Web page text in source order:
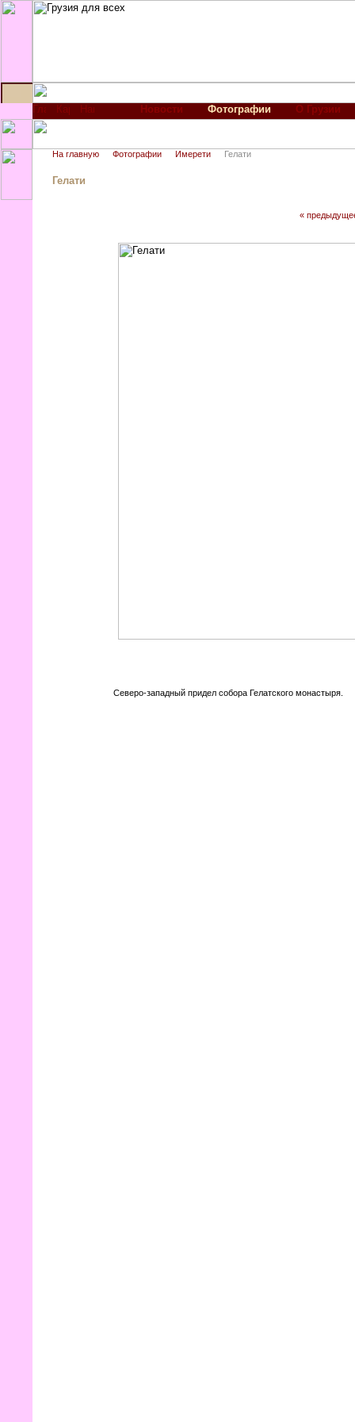
Новости Фотографии О Грузии
На главную Фотографии Имерети Гелати
Гелати
«
Северо-западный придел собора Гелатского монастыря.